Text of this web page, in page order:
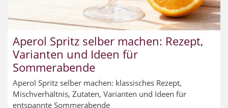
Aperol Spritz selber machen: Rezept,
Varianten und Ideen für
Sommerabende
Aperol Spritz selber machen: klassisches Rezept,
Mischverhältnis, Zutaten, Varianten und Ideen für
entspannte Sommerabende